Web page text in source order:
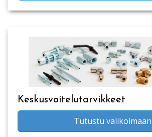
Keskusvoitelutarvikkeet
Tutustu valikoimaan